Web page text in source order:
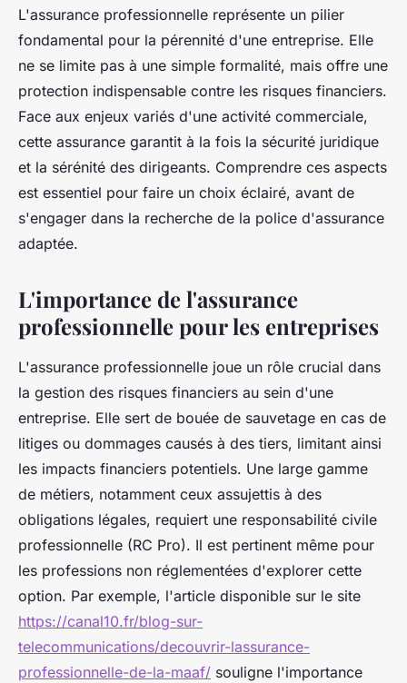
L'importance de l'assurance
professionnelle pour votre
entreprise
Lou•24 décembre 2024• 4 min de lecture
L'assurance professionnelle représente un pilier
fondamental pour la pérennité d'une entreprise. Elle
ne se limite pas à une simple formalité, mais offre une
protection indispensable contre les risques financiers.
Face aux enjeux variés d'une activité commerciale,
cette assurance garantit à la fois la sécurité juridique
et la sérénité des dirigeants. Comprendre ces aspects
est essentiel pour faire un choix éclairé, avant de
s'engager dans la recherche de la police d'assurance
adaptée.
L'importance de l'assurance
professionnelle pour les entreprises
L'assurance professionnelle joue un rôle crucial dans
la gestion des risques financiers au sein d'une
entreprise. Elle sert de bouée de sauvetage en cas de
litiges ou dommages causés à des tiers, limitant ainsi
les impacts financiers potentiels. Une large gamme
de métiers, notamment ceux assujettis à des
obligations légales, requiert une responsabilité civile
professionnelle (RC Pro). Il est pertinent même pour
les professions non réglementées d'explorer cette
option. Par exemple, l'article disponible sur le site
https://canal10.fr/blog-sur-
telecommunications/decouvrir-lassurance-
professionnelle-de-la-maaf/ souligne l'importance